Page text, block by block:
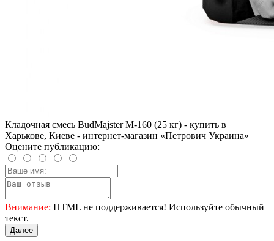
Кладочная смесь BudMajster M-160 (25 кг) - купить в
Харькове, Киеве - интернет-магазин «Петрович Украина»
Оцените публикацию:
Внимание: HTML не поддерживается! Используйте обычный
текст.
Далее